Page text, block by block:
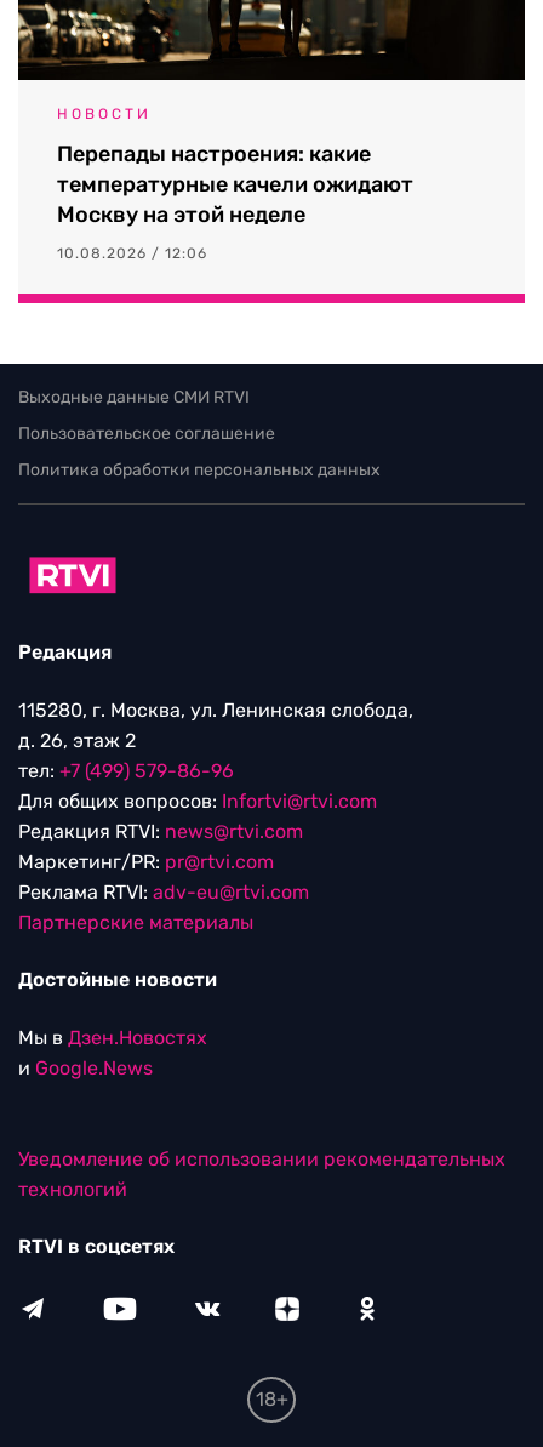
НОВОСТИ
Перепады настроения: какие
температурные качели ожидают
Москву на этой неделе
10.08.2026 / 12:06
Выходные данные СМИ RTVI
Пользовательское соглашение
Политика обработки персональных данных
Редакция
115280, г. Москва, ул. Ленинская слобода,
д. 26, этаж 2
тел: +7 (499) 579-86-96
Для общих вопросов: Infortvi@rtvi.com
Редакция RTVI: news@rtvi.com
Маркетинг/PR: pr@rtvi.com
Реклама RTVI: adv-eu@rtvi.com
Партнерские материалы
Достойные новости
Мы в Дзен.Новостях
и Google.News
Уведомление об использовании рекомендательных
технологий
RTVI в соцсетях
18+